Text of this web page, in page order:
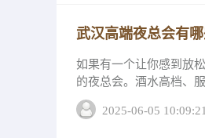
武汉高端夜总会有
如果有一个让你感到放
的夜总会。酒水高档、
几家夜总会是您的不二
2025-06-05 10:09:21